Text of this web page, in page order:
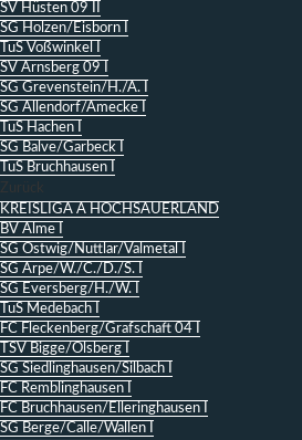
SV Hüsten 09 II
SG Holzen/Eisborn I
TuS Voßwinkel I
SV Arnsberg 09 I
SG Grevenstein/H./A. I
SG Allendorf/Amecke I
TuS Hachen I
SG Balve/Garbeck I
TuS Bruchhausen I
Zurück
KREISLIGA A HOCHSAUERLAND
BV Alme I
SG Ostwig/Nuttlar/Valmetal I
SG Arpe/W./C./D./S. I
SG Eversberg/H./W. I
TuS Medebach I
FC Fleckenberg/Grafschaft 04 I
TSV Bigge/Olsberg I
SG Siedlinghausen/Silbach I
FC Remblinghausen I
FC Bruchhausen/Elleringhausen I
SG Berge/Calle/Wallen I